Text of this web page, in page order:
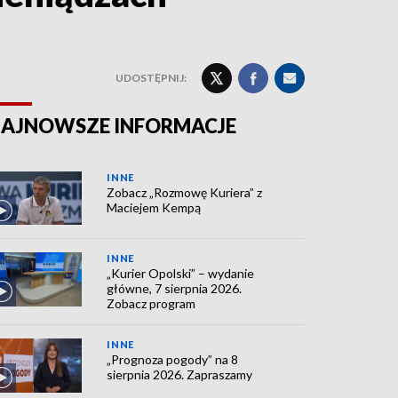
UDOSTĘPNIJ:
INFORMACJE
INNE
Zobacz „Rozmowę Kuriera” z
Maciejem Kempą
INNE
„Kurier Opolski” – wydanie
główne, 7 sierpnia 2026.
Zobacz program
INNE
„Prognoza pogody” na 8
sierpnia 2026. Zapraszamy